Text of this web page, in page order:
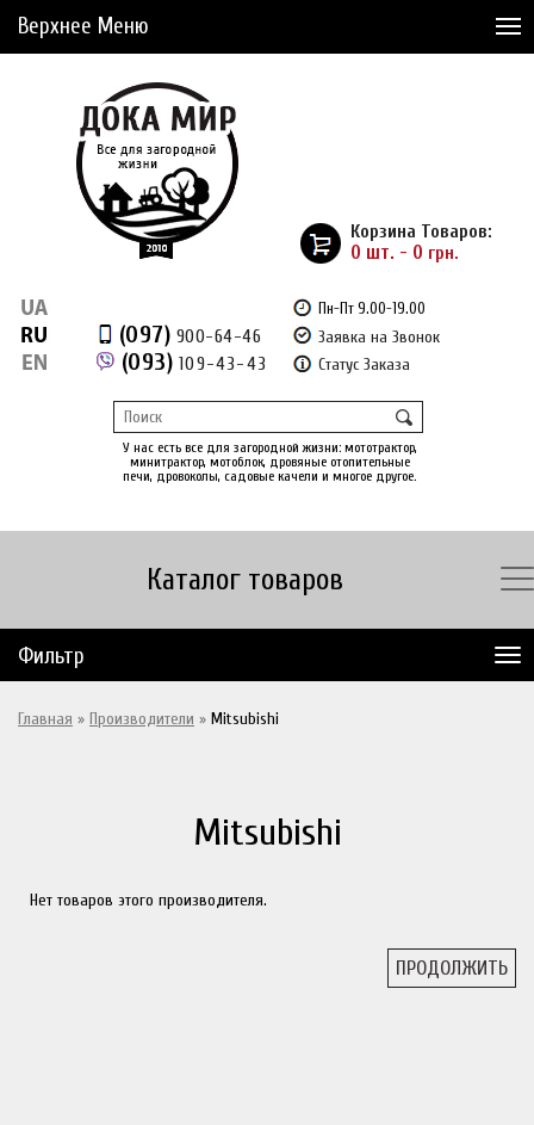
Верхнее Меню
Доставка и Оплата
Рассрочка
Доставка из Америки
Сравнение товаров (0)
Отложенные товары (0)
(097) 900-64-46
(093) 109-43-43
Пн-Пт 9.00-19.00
Заявка на Звонок
Статус Заказа
У нас есть все для загородной жизни: мототрактор,
минитрактор, мотоблок, дровяные отопительные
печи, дровоколы, садовые качели и многое другое.
Корзина Товаров:
0 шт. - 0 грн.
Каталог товаров
Фильтр
Главная » Производители » Mitsubishi
Mitsubishi
Нет товаров этого производителя.
ПРОДОЛЖИТЬ